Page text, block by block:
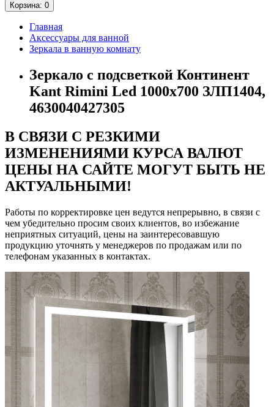
Корзина: 0
Главная
Аксессуары для ванной
Зеркала в ванную комнату
Зеркало с подсветкой Континент
Kant Rimini Led 1000х700 ЗЛП1404,
4630040427305
В СВЯЗИ С РЕЗКИМИ
ИЗМЕНЕНИЯМИ КУРСА ВАЛЮТ
ЦЕНЫ НА САЙТЕ МОГУТ БЫТЬ НЕ
АКТУАЛЬНЫМИ!
Работы по корректировке цен ведутся непрерывно, в связи с
чем убедительно просим своих клиентов, во избежание
неприятных ситуаций, цены на заинтересовавшую
продукцию уточнять у менеджеров по продажам или по
телефонам указанных в контактах.